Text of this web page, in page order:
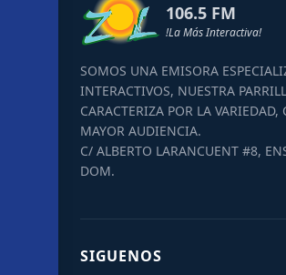
106.5 FM
!La Más Interactiva!
SOMOS UNA EMISORA
INTERACTIVOS, NUESTRA
CARACTERIZA POR LA
MAYOR AUDIENCIA.
C/ ALBERTO LARANCUENT #8,
DOM.
SIGUENOS